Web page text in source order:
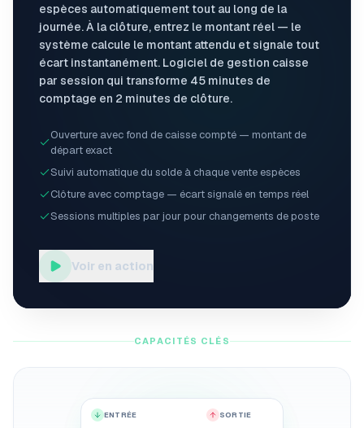
espèces automatiquement tout au long de la
journée. À la clôture, entrez le montant réel — le
système calcule le montant attendu et signale tout
écart instantanément. Logiciel de gestion caisse
par session qui transforme 45 minutes de
comptage en 2 minutes de clôture.
Ouverture avec fond de caisse compté — montant de
départ exact
Suivi automatique du solde à chaque vente espèces
Clôture avec comptage — écart signalé en temps réel
Sessions multiples par jour pour changements de poste
Voir en action
CAPACITÉS CLÉS
ENTRÉE SORTIE